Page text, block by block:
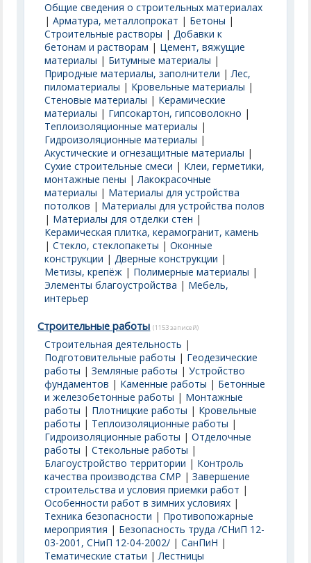
Общие сведения о строительных материалах
|Арматура, металлопрокат | Бетоны |
Строительные растворы |Добавки к
бетонам и растворам | Цемент, вяжущие
материалы | Битумные материалы |
Природные материалы, заполнители |Лес,
пиломатериалы | Кровельные материалы |
Стеновые материалы | Керамические
материалы | Гипсокартон, гипсоволокно |
Теплоизоляционные материалы |
Гидроизоляционные материалы |
Акустические и огнезащитные материалы |
Сухие строительные смеси | Клеи, герметики,
монтажные пены |Лакокрасочные
материалы | Материалы для устройства
потолков | Материалы для устройства полов
| Материалы для отделки стен |
Керамическая плитка, керамогранит, камень
|Стекло, стеклопакеты |Оконные
конструкции |Дверные конструкции |
Метизы, крепёж | Полимерные материалы |
Элементы благоустройства | Мебель,
интерьер
Строительные работы (1153 записей)
Строительная деятельность |
Подготовительные работы | Геодезические
работы |Земляные работы |Устройство
фундаментов | Каменные работы | Бетонные
и железобетонные работы | Монтажные
работы | Плотницкие работы | Кровельные
работы | Теплоизоляционные работы |
Гидроизоляционные работы |Отделочные
работы |Стекольные работы |
Благоустройство территории | Контроль
качества производства СМР |Завершение
строительства и условия приемки работ |
Особенности работ в зимних условиях |
Техника безопасности | Противопожарные
мероприятия | Безопасность труда /СНиП 12-
03-2001, СНиП 12-04-2002/ |СанПиН |
Тематические статьи |Лестницы